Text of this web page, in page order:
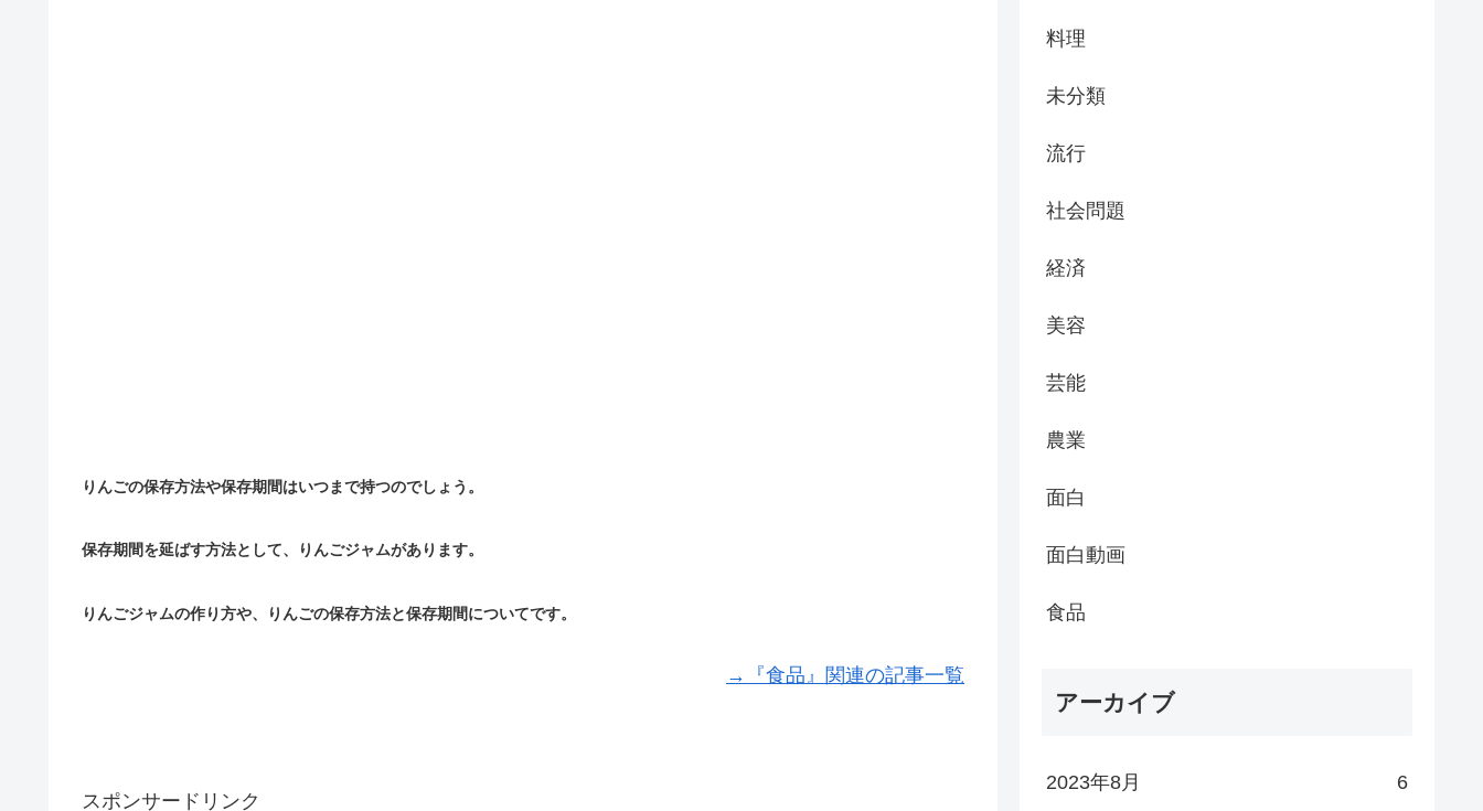
りんごの保存方法や保存期間はいつまで持つのでしょう。
保存期間を延ばす方法として、りんごジャムがあります。
りんごジャムの作り方や、りんごの保存方法と保存期間についてです。
→『食品』関連の記事一覧
スポンサードリンク
料理
未分類
流行
社会問題
経済
美容
芸能
農業
面白
面白動画
食品
アーカイブ
2023年8月 6